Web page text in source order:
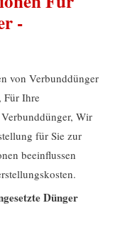
-
von Verbunddünger
Für Ihre
Wir
für Sie zur
beeinflussen
Dünger